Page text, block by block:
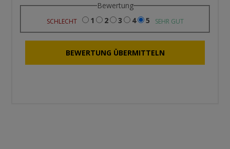
Bewertung
SCHLECHT 1 2 3 4 5 SEHR GUT